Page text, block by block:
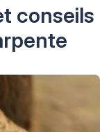
conseils